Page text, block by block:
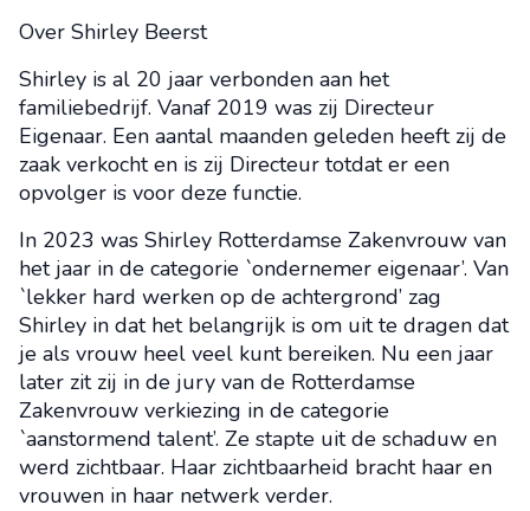
Over Shirley Beerst
Shirley is al 20 jaar verbonden aan het
familiebedrijf. Vanaf 2019 was zij Directeur
Eigenaar. Een aantal maanden geleden heeft zij de
zaak verkocht en is zij Directeur totdat er een
opvolger is voor deze functie.
In 2023 was Shirley Rotterdamse Zakenvrouw van
het jaar in de categorie `ondernemer eigenaar’. Van
`lekker hard werken op de achtergrond’ zag
Shirley in dat het belangrijk is om uit te dragen dat
je als vrouw heel veel kunt bereiken. Nu een jaar
later zit zij in de jury van de Rotterdamse
Zakenvrouw verkiezing in de categorie
`aanstormend talent’. Ze stapte uit de schaduw en
werd zichtbaar. Haar zichtbaarheid bracht haar en
vrouwen in haar netwerk verder.